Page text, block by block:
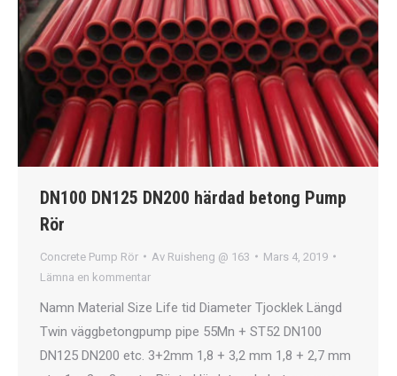
DN100 DN125 DN200 härdad betong Pump
Rör
Concrete Pump Rör Av Ruisheng @ 163
Mars 4, 2019
Lämna en kommentar
Namn Material Size Life tid Diameter Tjocklek Längd
Twin väggbetongpump pipe 55Mn + ST52 DN100
DN125 DN200 etc. 3+2mm 1,8 + 3,2 mm 1,8 + 2,7 mm